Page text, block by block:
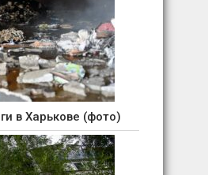
в Харькове (фото)